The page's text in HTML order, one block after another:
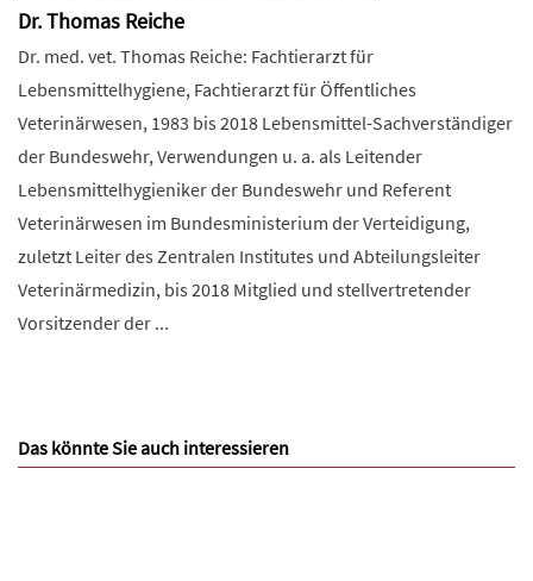
Dr. Thomas Reiche
Dr. med. vet. Thomas Reiche: Fachtierarzt für
Lebensmittelhygiene, Fachtierarzt für Öffentliches
Veterinärwesen, 1983 bis 2018 Lebensmittel-Sachverständiger
der Bundeswehr, Verwendungen u. a. als Leitender
Lebensmittelhygieniker der Bundeswehr und Referent
Veterinärwesen im Bundesministerium der Verteidigung,
zuletzt Leiter des Zentralen Institutes und Abteilungsleiter
Veterinärmedizin, bis 2018 Mitglied und stellvertretender
Vorsitzender der ...
Das könnte Sie auch interessieren